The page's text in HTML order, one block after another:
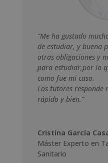
“Me ha gustado
de estudiar, y buena
otras obligaciones y
para estudiar,por lo
como fue mi caso.
Los tutores responde
rápido y bien.”
Cristina García
Máster Experto en
Sanitario